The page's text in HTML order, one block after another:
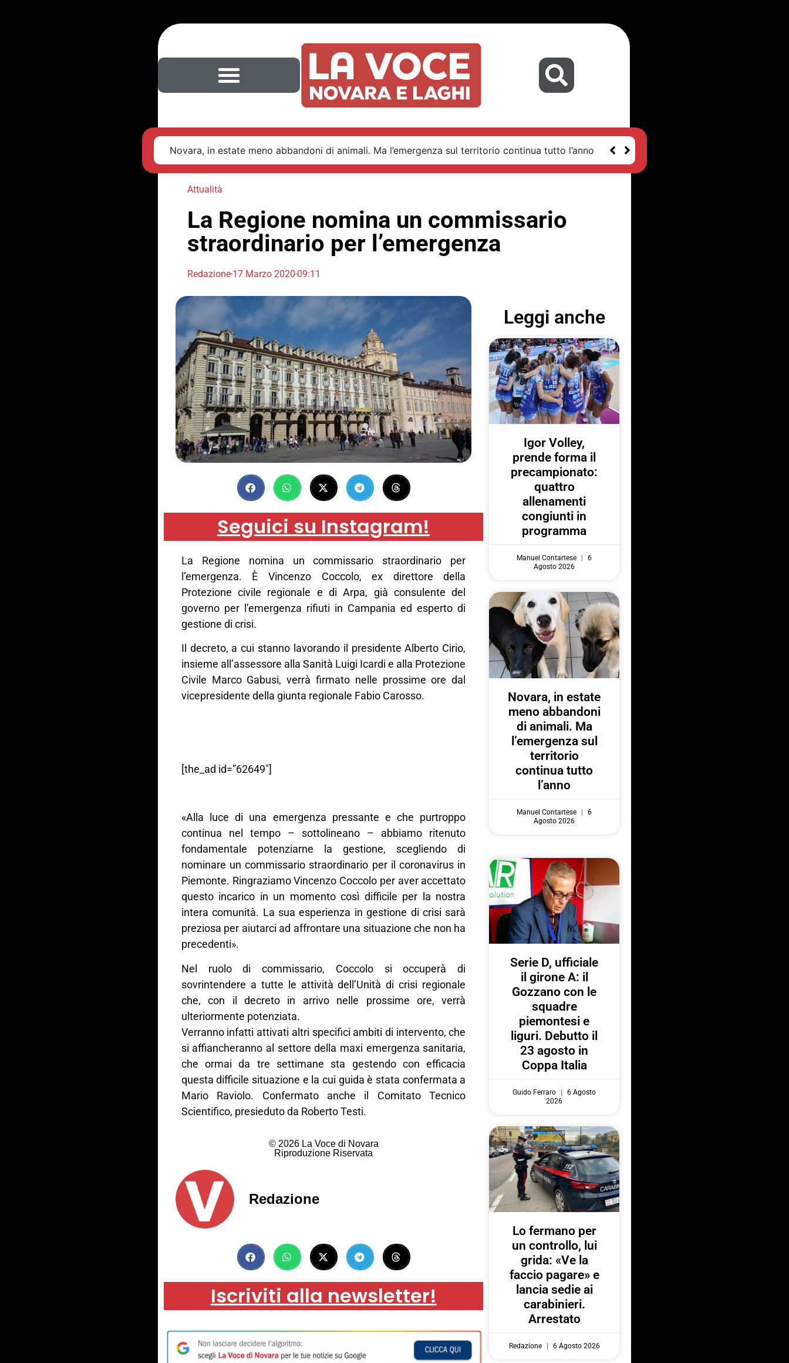
Novara, in estate meno abbandoni di animali. Ma l’emergenza sul territorio continua tutto l’anno
Attualità
La Regione nomina un commissario
straordinario per l’emergenza
Redazione17 Marzo 202009:11
Seguici su Instagram!
La Regione nomina un commissario straordinario per
l’emergenza. È Vincenzo Coccolo, ex direttore della
Protezione civile regionale e di Arpa, già consulente del
governo per l’emergenza rifiuti in Campania ed esperto di
gestione di crisi.
Il decreto, a cui stanno lavorando il presidente Alberto Cirio,
insieme all’assessore alla Sanità Luigi Icardi e alla Protezione
Civile Marco Gabusi, verrà firmato nelle prossime ore dal
vicepresidente della giunta regionale Fabio Carosso.
[the_ad id=”62649″]
«Alla luce di una emergenza pressante e che purtroppo
continua nel tempo – sottolineano – abbiamo ritenuto
fondamentale potenziarne la gestione, scegliendo di
nominare un commissario straordinario per il coronavirus in
Piemonte. Ringraziamo Vincenzo Coccolo per aver accettato
questo incarico in un momento così difficile per la nostra
intera comunità. La sua esperienza in gestione di crisi sarà
preziosa per aiutarci ad affrontare una situazione che non ha
precedenti».
Nel ruolo di commissario, Coccolo si occuperà di
sovrintendere a tutte le attività dell’Unità di crisi regionale
che, con il decreto in arrivo nelle prossime ore, verrà
ulteriormente potenziata.
Verranno infatti attivati altri specifici ambiti di intervento, che
si affiancheranno al settore della maxi emergenza sanitaria,
che ormai da tre settimane sta gestendo con efficacia
questa difficile situazione e la cui guida è stata confermata a
Mario Raviolo. Confermato anche il Comitato Tecnico
Scientifico, presieduto da Roberto Testi.
© 2026 La Voce di Novara
Riproduzione Riservata
Redazione
Iscriviti alla newsletter!
Leggi anche
Igor Volley,
prende forma il
precampionato:
quattro
allenamenti
congiunti in
programma
Manuel Contartese
6
Agosto 2026
Novara, in estate
meno abbandoni
di animali. Ma
l’emergenza sul
territorio
continua tutto
l’anno
Manuel Contartese
6
Agosto 2026
Serie D, ufficiale
il girone A: il
Gozzano con le
squadre
piemontesi e
liguri. Debutto il
23 agosto in
Coppa Italia
Guido Ferraro
6 Agosto
2026
Lo fermano per
un controllo, lui
grida: «Ve la
faccio pagare» e
lancia sedie ai
carabinieri.
Arrestato
Redazione 6 Agosto 2026